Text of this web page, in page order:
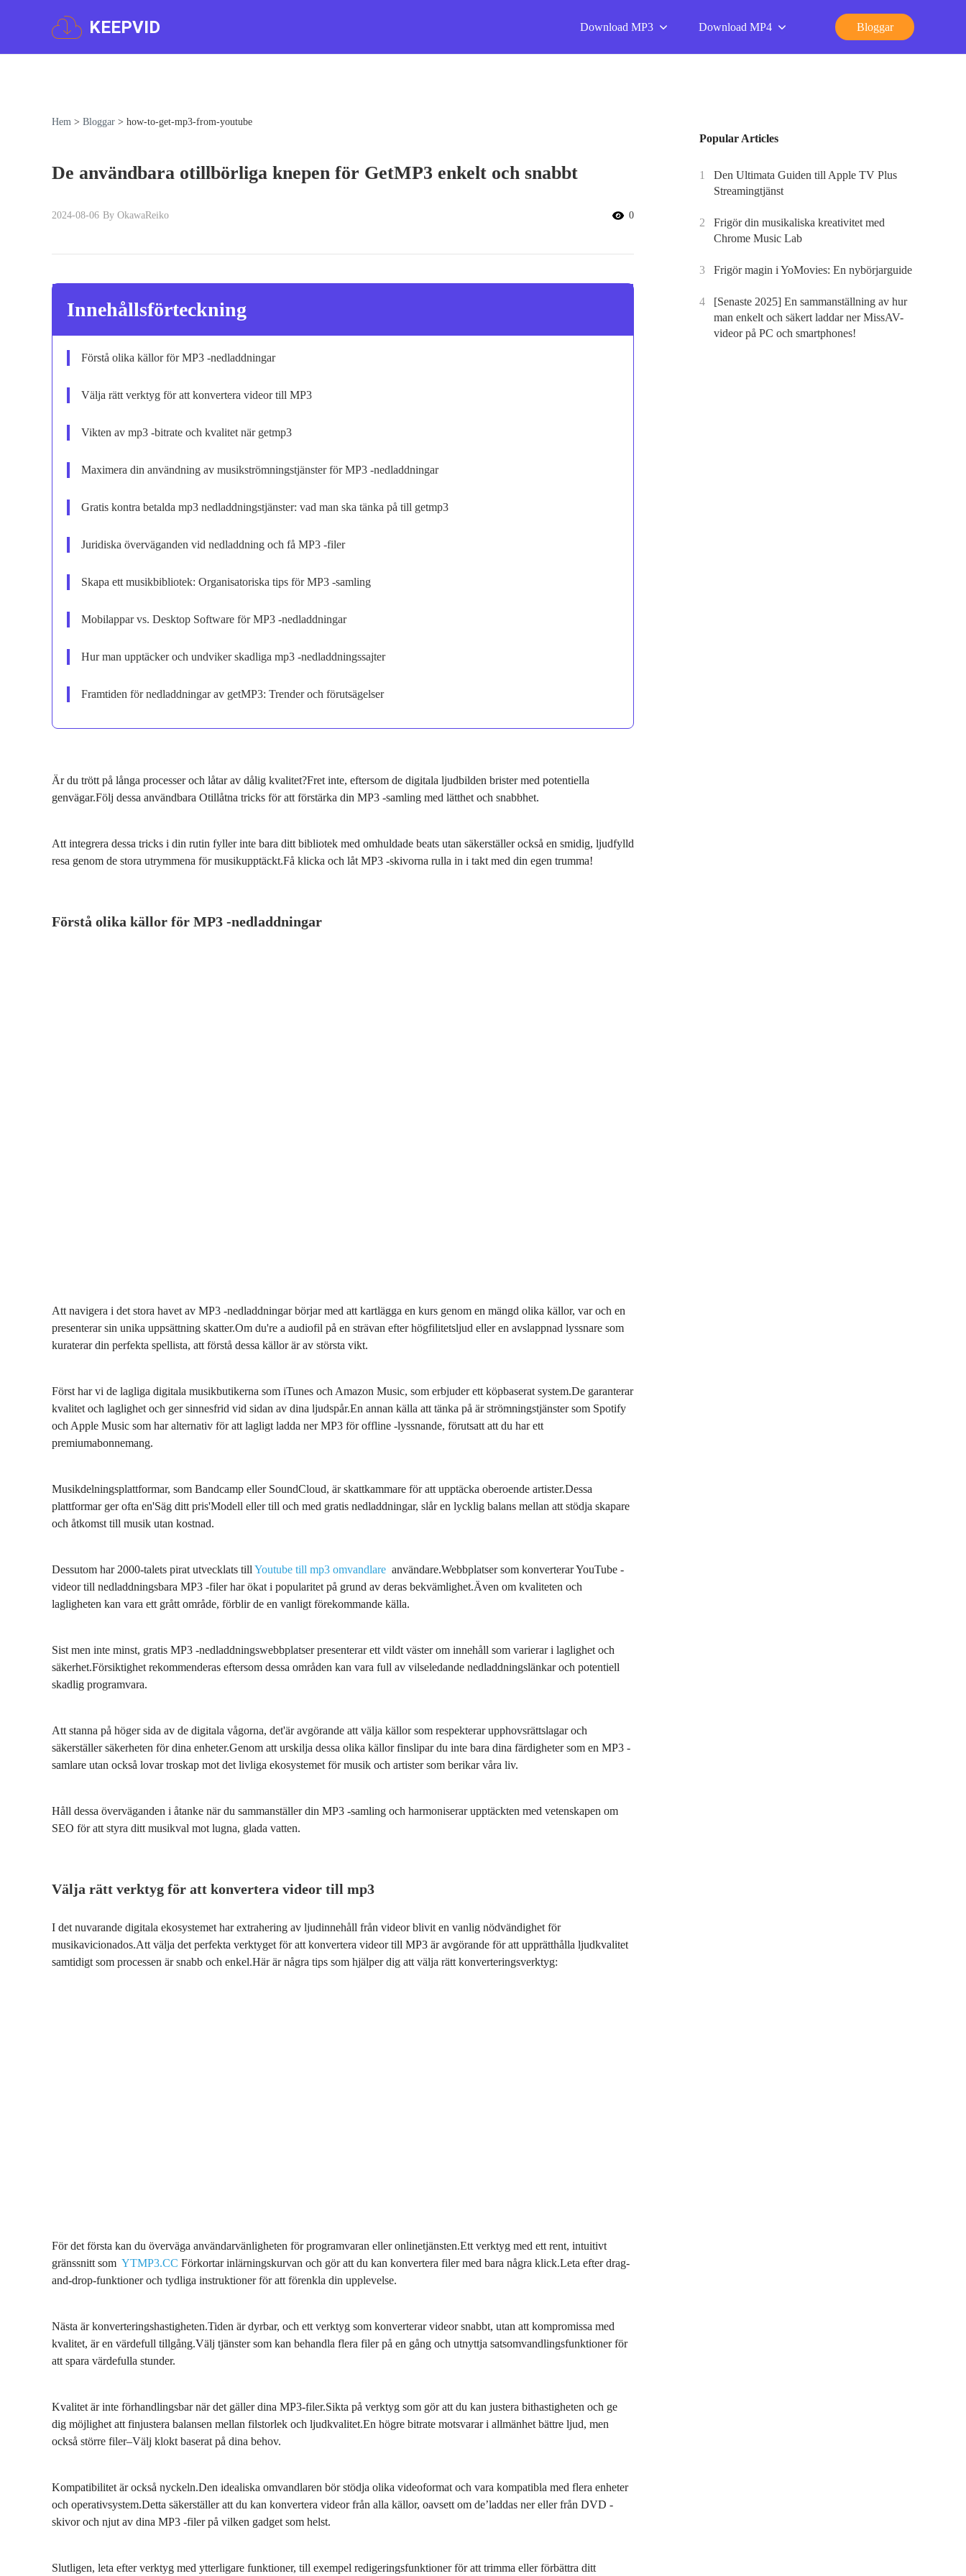
KEEPVID Download MP3 Download MP4 Bloggar
Hem > Bloggar > how-to-get-mp3-from-youtube
De användbara otillbörliga knepen för GetMP3 enkelt och snabbt
2024-08-06 By OkawaReiko 0
Innehållsförteckning
Förstå olika källor för MP3 -nedladdningar
Välja rätt verktyg för att konvertera videor till MP3
Vikten av mp3 -bitrate och kvalitet när getmp3
Maximera din användning av musikströmningstjänster för MP3 -nedladdningar
Gratis kontra betalda mp3 nedladdningstjänster: vad man ska tänka på till getmp3
Juridiska överväganden vid nedladdning och få MP3 -filer
Skapa ett musikbibliotek: Organisatoriska tips för MP3 -samling
Mobilappar vs. Desktop Software för MP3 -nedladdningar
Hur man upptäcker och undviker skadliga mp3 -nedladdningssajter
Framtiden för nedladdningar av getMP3: Trender och förutsägelser
Är du trött på långa processer och låtar av dålig kvalitet?Fret inte, eftersom de digitala ljudbilden brister med potentiella
genvägar.Följ dessa användbara Otillåtna tricks för att förstärka din MP3 -samling med lätthet och snabbhet.
Att integrera dessa tricks i din rutin fyller inte bara ditt bibliotek med omhuldade beats utan säkerställer också en smidig, ljudfylld
resa genom de stora utrymmena för musikupptäckt.Få klicka och låt MP3 -skivorna rulla in i takt med din egen trumma!
Förstå olika källor för MP3 -nedladdningar
Att navigera i det stora havet av MP3 -nedladdningar börjar med att kartlägga en kurs genom en mängd olika källor, var och en
presenterar sin unika uppsättning skatter.Om du're a audiofil på en strävan efter högfilitetsljud eller en avslappnad lyssnare som
kuraterar din perfekta spellista, att förstå dessa källor är av största vikt.
Först har vi de lagliga digitala musikbutikerna som iTunes och Amazon Music, som erbjuder ett köpbaserat system.De garanterar
kvalitet och laglighet och ger sinnesfrid vid sidan av dina ljudspår.En annan källa att tänka på är strömningstjänster som Spotify
och Apple Music som har alternativ för att lagligt ladda ner MP3 för offline -lyssnande, förutsatt att du har ett
premiumabonnemang.
Musikdelningsplattformar, som Bandcamp eller SoundCloud, är skattkammare för att upptäcka oberoende artister.Dessa
plattformar ger ofta en'Säg ditt pris'Modell eller till och med gratis nedladdningar, slår en lycklig balans mellan att stödja skapare
och åtkomst till musik utan kostnad.
Dessutom har 2000-talets pirat utvecklats till Youtube till mp3 omvandlare användare.Webbplatser som konverterar YouTube -
videor till nedladdningsbara MP3 -filer har ökat i popularitet på grund av deras bekvämlighet.Även om kvaliteten och
lagligheten kan vara ett grått område, förblir de en vanligt förekommande källa.
Sist men inte minst, gratis MP3 -nedladdningswebbplatser presenterar ett vildt väster om innehåll som varierar i laglighet och
säkerhet.Försiktighet rekommenderas eftersom dessa områden kan vara full av vilseledande nedladdningslänkar och potentiell
skadlig programvara.
Att stanna på höger sida av de digitala vågorna, det'är avgörande att välja källor som respekterar upphovsrättslagar och
säkerställer säkerheten för dina enheter.Genom att urskilja dessa olika källor finslipar du inte bara dina färdigheter som en MP3 -
samlare utan också lovar troskap mot det livliga ekosystemet för musik och artister som berikar våra liv.
Håll dessa överväganden i åtanke när du sammanställer din MP3 -samling och harmoniserar upptäckten med vetenskapen om
SEO för att styra ditt musikval mot lugna, glada vatten.
Välja rätt verktyg för att konvertera videor till mp3
I det nuvarande digitala ekosystemet har extrahering av ljudinnehåll från videor blivit en vanlig nödvändighet för
musikavicionados.Att välja det perfekta verktyget för att konvertera videor till MP3 är avgörande för att upprätthålla ljudkvalitet
samtidigt som processen är snabb och enkel.Här är några tips som hjälper dig att välja rätt konverteringsverktyg:
För det första kan du överväga användarvänligheten för programvaran eller onlinetjänsten.Ett verktyg med ett rent, intuitivt
gränssnitt som YTMP3.CC Förkortar inlärningskurvan och gör att du kan konvertera filer med bara några klick.Leta efter drag-
and-drop-funktioner och tydliga instruktioner för att förenkla din upplevelse.
Nästa är konverteringshastigheten.Tiden är dyrbar, och ett verktyg som konverterar videor snabbt, utan att kompromissa med
kvalitet, är en värdefull tillgång.Välj tjänster som kan behandla flera filer på en gång och utnyttja satsomvandlingsfunktioner för
att spara värdefulla stunder.
Kvalitet är inte förhandlingsbar när det gäller dina MP3-filer.Sikta på verktyg som gör att du kan justera bithastigheten och ge
dig möjlighet att finjustera balansen mellan filstorlek och ljudkvalitet.En högre bitrate motsvarar i allmänhet bättre ljud, men
också större filer–Välj klokt baserat på dina behov.
Kompatibilitet är också nyckeln.Den idealiska omvandlaren bör stödja olika videoformat och vara kompatibla med flera enheter
och operativsystem.Detta säkerställer att du kan konvertera videor från alla källor, oavsett om de’laddas ner eller från DVD -
skivor och njut av dina MP3 -filer på vilken gadget som helst.
Slutligen, leta efter verktyg med ytterligare funktioner, till exempel redigeringsfunktioner för att trimma eller förbättra ditt
Popular Articles
1
Den Ultimata Guiden till Apple TV Plus
Streamingtjänst
2
Frigör din musikaliska kreativitet med
Chrome Music Lab
3 Frigör magin i YoMovies: En nybörjarguide
4
[Senaste 2025] En sammanställning av hur
man enkelt och säkert laddar ner MissAV-
videor på PC och smartphones!